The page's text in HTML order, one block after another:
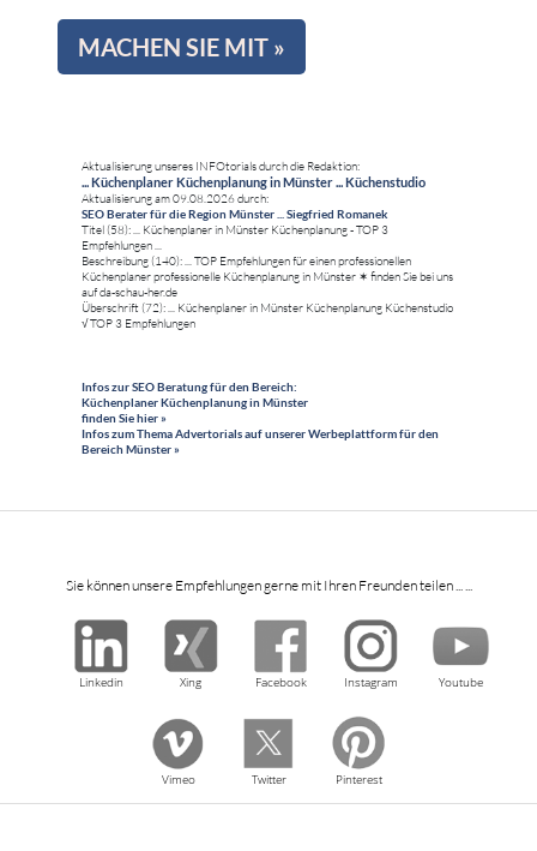
MACHEN SIE MIT »
Aktualisierung unseres INFOtorials durch die Redaktion:
... Küchenplaner Küchenplanung in Münster ... Küchenstudio
Aktualisierung am 09.08.2026 durch:
SEO Berater für die Region Münster ... Siegfried Romanek
Titel (58): ... Küchenplaner in Münster Küchenplanung - TOP 3
Empfehlungen ...
Beschreibung (140): ... TOP Empfehlungen für einen professionellen
Küchenplaner professionelle Küchenplanung in Münster ✶ finden Sie bei uns
auf da-schau-her.de
Überschrift (72): ... Küchenplaner in Münster Küchenplanung Küchenstudio
√ TOP 3 Empfehlungen
Infos zur SEO Beratung für den Bereich:
Küchenplaner Küchenplanung in Münster
finden Sie hier »
Infos zum Thema Advertorials auf unserer Werbeplattform für den
Bereich Münster »
Sie können unsere Empfehlungen gerne mit Ihren Freunden teilen ... ...
Linkedin Xing Facebook Instagram Youtube
Vimeo Twitter Pinterest